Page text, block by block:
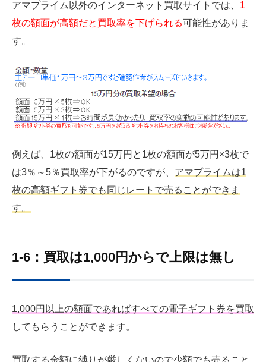
アマプライム以外のインターネット買取サイトでは、 1
枚の額面が高額だと買取率を下げられる可能性がありま
す。
例えば、1枚の額面が15万円と1枚の額面が5万円×3枚で
は3％～5％買取率が下がるのですが、 アマプライムは1
枚の高額ギフト券でも同じレートで売ることができま
す。
1-6：買取は1,000円からで上限は無し
1,000円以上の額面であればすべての電子ギフト券を買取
してもらうことができます。
買取する金額に縛りが厳しくないので少額でも売ること